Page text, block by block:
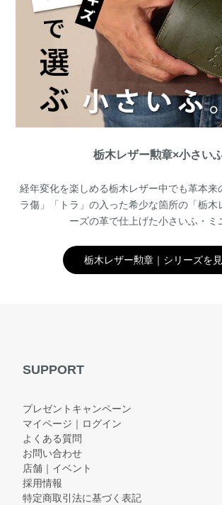
栃木レザー勲章×小さい
経年変化を楽しめる栃木レザー中でも革本来
ラ傷」「トラ」の入った希少な箇所の「栃木
ーズの革で仕上げた小さいふ・ミ
栃木レザー勲章｜シリーズを
SUPPORT
プレゼントキャンペーン
マイページ｜ログイン
よくある質問
お問い合わせ
店舗｜イベント
採用情報
特定商取引法に基づく表記